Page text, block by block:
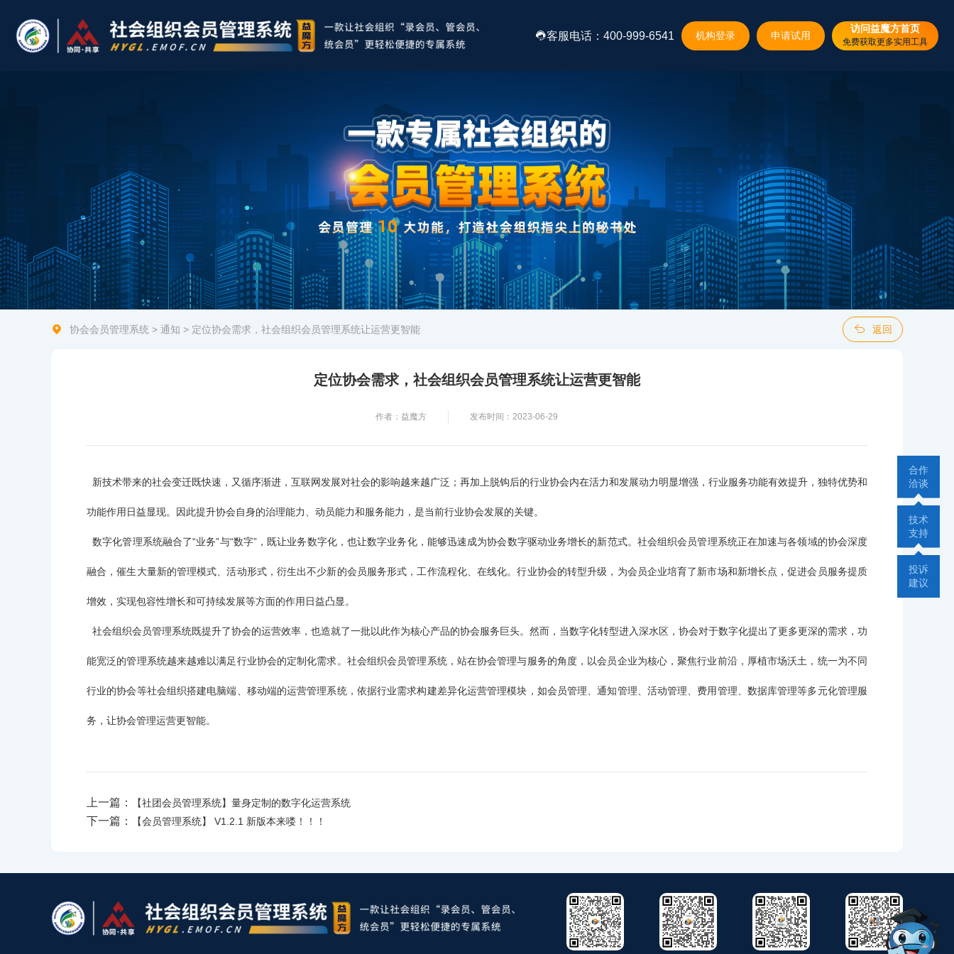
客服电话：400-999-6541 机构登录 申请试用
访问益魔方首页
免费获取更多实用工具
协会会员管理系统 > 通知 > 定位协会需求，社会组织会员管理系统让运营更智能 返回
定位协会需求，社会组织会员管理系统让运营更智能
作者：益魔方 发布时间：2023-06-29
新技术带来的社会变迁既快速，又循序渐进，互联网发展对社会的影响越来越广泛；再加上脱钩后的行业协会内在活力和发展动力明显增强，行业服务功能有效提升，独特优势和
功能作用日益显现。因此提升协会自身的治理能力、动员能力和服务能力，是当前行业协会发展的关键。
数字化管理系统融合了“业务”与“数字”，既让业务数字化，也让数字业务化，能够迅速成为协会数字驱动业务增长的新范式。社会组织会员管理系统正在加速与各领域的协会深度
融合，催生大量新的管理模式、活动形式，衍生出不少新的会员服务形式，工作流程化、在线化。行业协会的转型升级，为会员企业培育了新市场和新增长点，促进会员服务提质
增效，实现包容性增长和可持续发展等方面的作用日益凸显。
社会组织会员管理系统既提升了协会的运营效率，也造就了一批以此作为核心产品的协会服务巨头。然而，当数字化转型进入深水区，协会对于数字化提出了更多更深的需求，功
能宽泛的管理系统越来越难以满足行业协会的定制化需求。社会组织会员管理系统，站在协会管理与服务的角度，以会员企业为核心，聚焦行业前沿，厚植市场沃土，统一为不同
行业的协会等社会组织搭建电脑端、移动端的运营管理系统，依据行业需求构建差异化运营管理模块，如会员管理、通知管理、活动管理、费用管理、数据库管理等多元化管理服
务，让协会管理运营更智能。
上一篇： 【社团会员管理系统】量身定制的数字化运营系统
下一篇： 【会员管理系统】 V1.2.1 新版本来喽！！！
合作
洽谈
技术
支持
投诉
建议